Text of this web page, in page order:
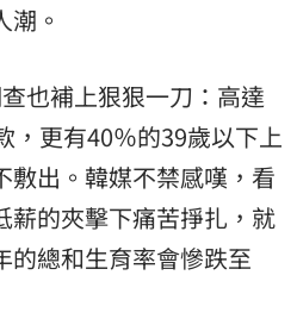
。
也補上狠狠一刀：高達
，更有40％的39歲以下上
敷出。韓媒不禁感嘆，看
薪的夾擊下痛苦掙扎，就
的總和生育率會慘跌至